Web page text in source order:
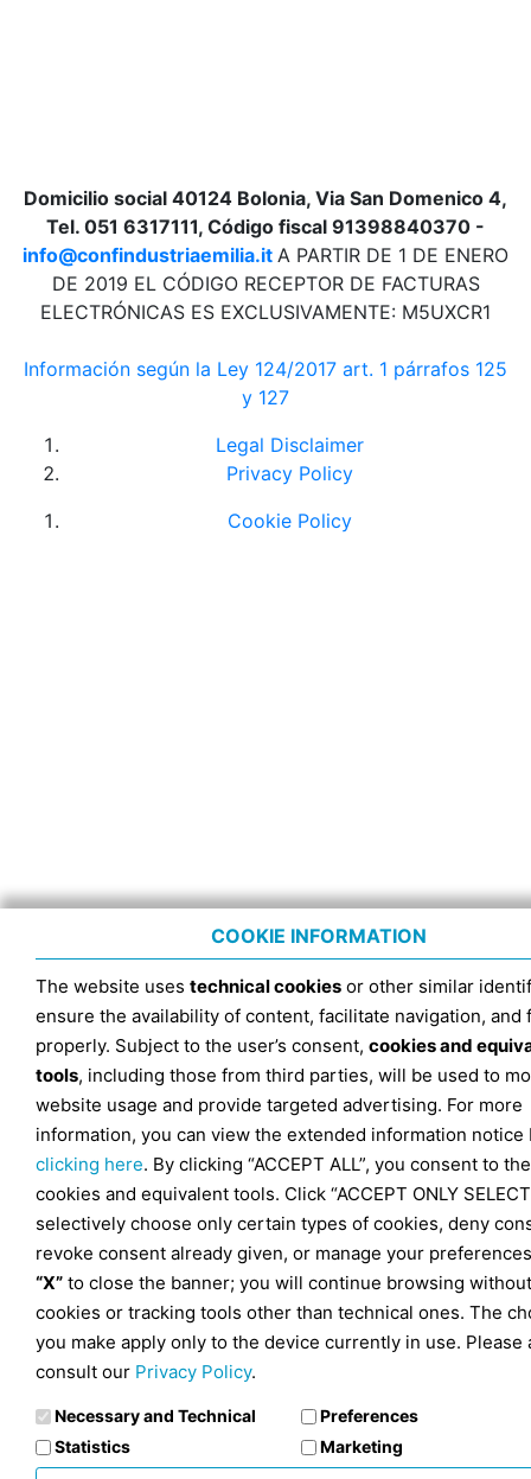
Domicilio social 40124 Bolonia, Via San Domenico 4,
Tel. 051 6317111, Código fiscal 91398840370 -
info@confindustriaemilia.it A PARTIR DE 1 DE ENERO
DE 2019 EL CÓDIGO RECEPTOR DE FACTURAS
ELECTRÓNICAS ES EXCLUSIVAMENTE: M5UXCR1
Información según la Ley 124/2017 art. 1 párrafos 125
y 127
Legal Disclaimer
Privacy Policy
Cookie Policy
COOKIE INFORMATION
The website uses technical cookies or other similar
ensure the availability of content, facilitate navigation, and
properly. Subject to the user’s consent, cookies and
tools, including those from third parties, will be used to
website usage and provide targeted advertising. For more
information, you can view the extended information notice
clicking here. By clicking “ACCEPT ALL”, you consent to
cookies and equivalent tools. Click “ACCEPT ONLY
selectively choose only certain types of cookies, deny
revoke consent already given, or manage your
“X” to close the banner; you will continue browsing without
cookies or tracking tools other than technical ones. The
you make apply only to the device currently in use. Please
consult our Privacy Policy.
Necessary and Technical
Preferences
Statistics
Marketing